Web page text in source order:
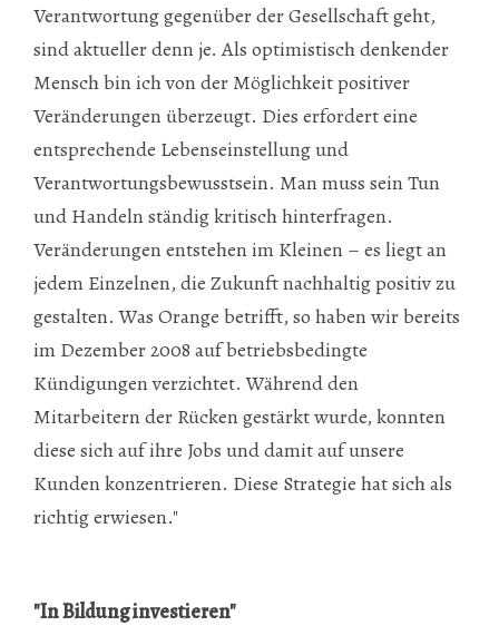
Verantwortung gegenüber der Gesellschaft geht,
sind aktueller denn je. Als optimistisch denkender
Mensch bin ich von der Möglichkeit positiver
Veränderungen überzeugt. Dies erfordert eine
entsprechende Lebenseinstellung und
Verantwortungsbewusstsein. Man muss sein Tun
und Handeln ständig kritisch hinterfragen.
Veränderungen entstehen im Kleinen – es liegt an
jedem Einzelnen, die Zukunft nachhaltig positiv zu
gestalten. Was Orange betrifft, so haben wir bereits
im Dezember 2008 auf betriebsbedingte
Kündigungen verzichtet. Während den
Mitarbeitern der Rücken gestärkt wurde, konnten
diese sich auf ihre Jobs und damit auf unsere
Kunden konzentrieren. Diese Strategie hat sich als
richtig erwiesen."
"In Bildung investieren"